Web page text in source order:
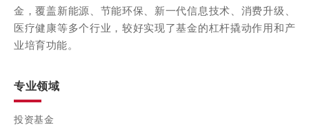
金，覆盖新能源、节能环保、新一代信息技术、消费升级、
医疗健康等多个行业，较好实现了基金的杠杆撬动作用和产
业培育功能。
专业领域
投资基金